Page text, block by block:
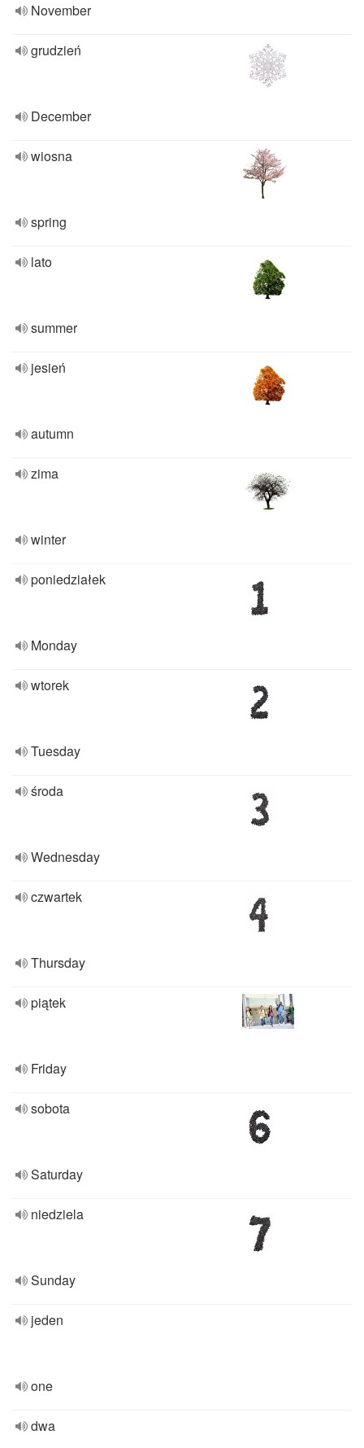
November
grudzień
December
wiosna
spring
lato
summer
jesień
autumn
zima
winter
poniedziałek
Monday
wtorek
Tuesday
środa
Wednesday
czwartek
Thursday
piątek
Friday
sobota
Saturday
niedziela
Sunday
jeden
one
dwa